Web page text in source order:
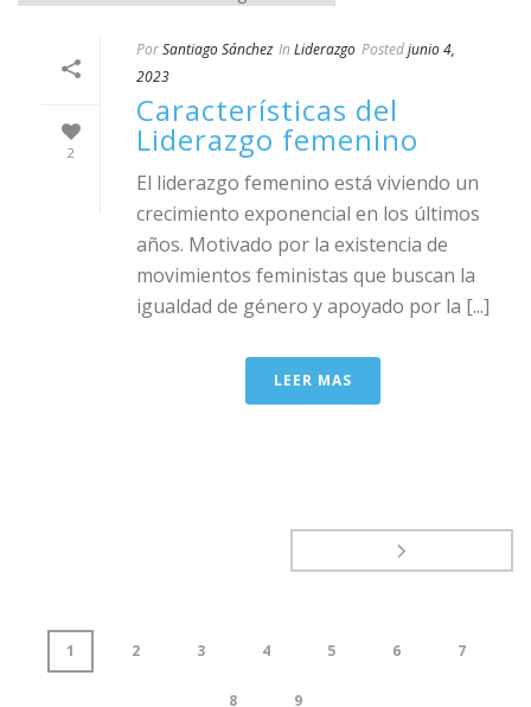
2
PorSantiago Sánchez In Liderazgo Postedjunio 4,
2023
Características del
Liderazgo femenino
El liderazgo femenino está viviendo un
crecimiento exponencial en los últimos
años. Motivado por la existencia de
movimientos feministas que buscan la
igualdad de género y apoyado por la [...]
LEER MAS
1 2 3 4 5 6 7
8 9